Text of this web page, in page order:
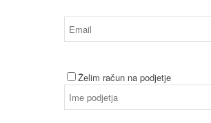
Želim račun na podjetje